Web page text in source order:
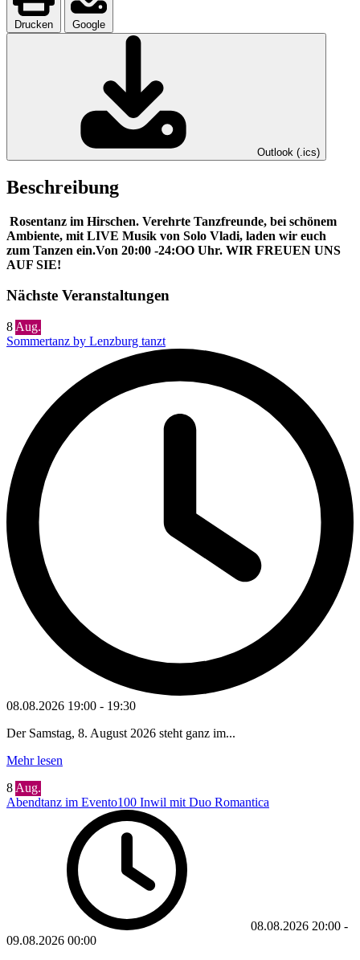
Drucken Google
Outlook (.ics)
Beschreibung
Rosentanz im Hirschen. Verehrte Tanzfreunde, bei schönem
Ambiente, mit LIVE Musik von Solo Vladi, laden wir euch
zum Tanzen ein.Von 20:00 -24:OO Uhr. WIR FREUEN UNS
AUF SIE!
Nächste Veranstaltungen
8 Aug.
Sommertanz by Lenzburg tanzt
08.08.2026 19:00 - 19:30
Der Samstag, 8. August 2026 steht ganz im...
Mehr lesen
8 Aug.
Abendtanz im Evento100 Inwil mit Duo Romantica
08.08.2026 20:00 -
09.08.2026 00:00